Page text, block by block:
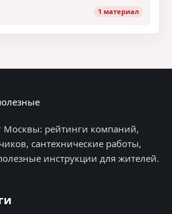
1 материал
Москвы: рейтинги компаний,
сантехнические работы,
инструкции для жителей.